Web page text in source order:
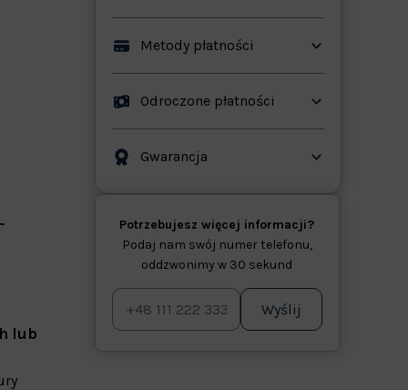
Metody płatności
Odroczone płatności
Gwarancja
Potrzebujesz więcej informacji?
Podaj nam swój numer telefonu,
oddzwonimy w 30 sekund
Wyślij
lub